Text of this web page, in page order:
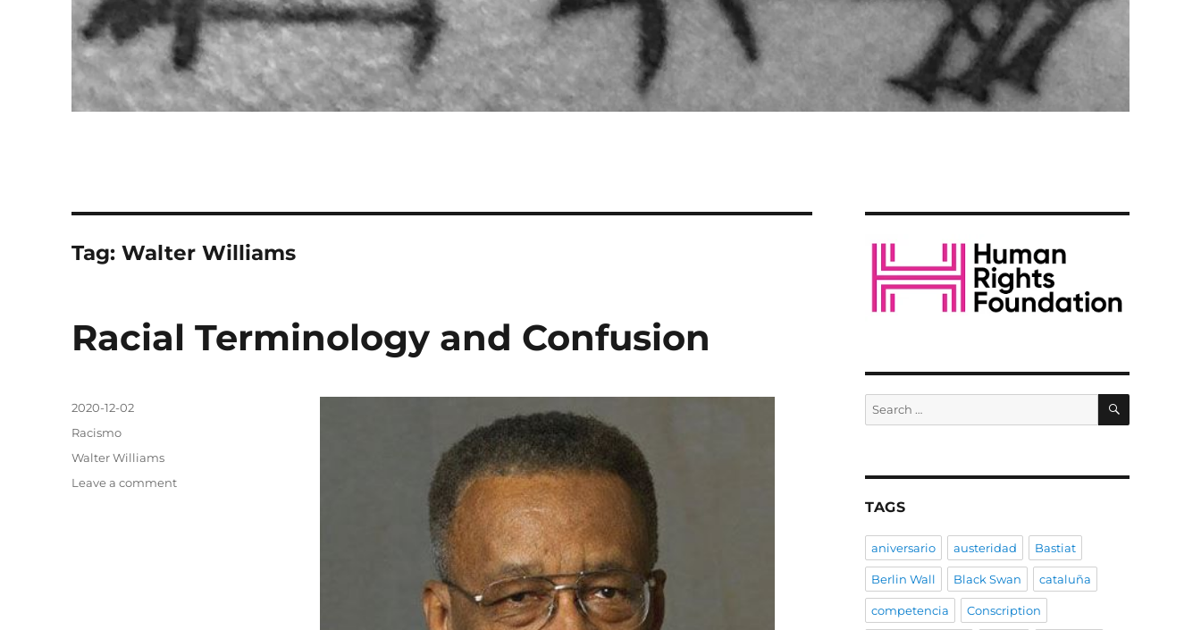
Tag:Walter Williams
Racial Terminology and Confusion
Posted
on
2020-12-02
Categories
Racismo
Tags
Walter Williams
Leave a commenton
Search
for:
SEARCH
TAGS
aniversario austeridad Bastiat
Berlin Wall Black Swan cataluña
competencia Conscription